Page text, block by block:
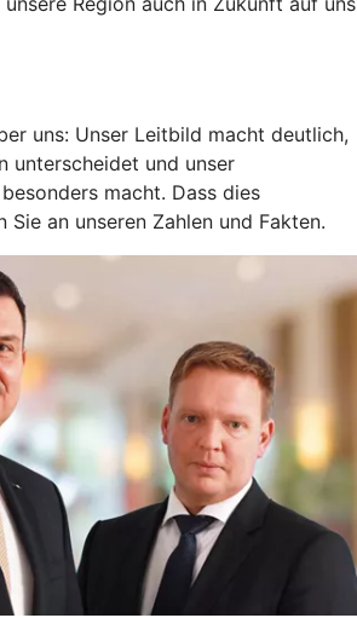
uns: Unser Leitbild macht deutlich,
unterscheidet und unser
macht. Dass dies
an unseren Zahlen und Fakten.